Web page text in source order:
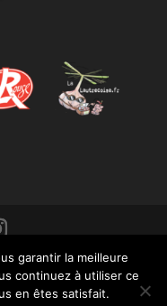
photo : Sébastien
logo : Marion
générales
garantir la meilleure
continuez à utiliser ce
en êtes satisfait.